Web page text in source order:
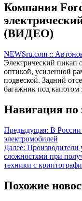
Компания
(ВИДЕО)
NEWSru.com ::
Электрический пикап
оптикой, усиленной
подвеской. Задний
багажник под капотом
Навигация по
Предыдущая: В России
электромобилей
Далее: Производители
сложностями при
техники с
Похожие